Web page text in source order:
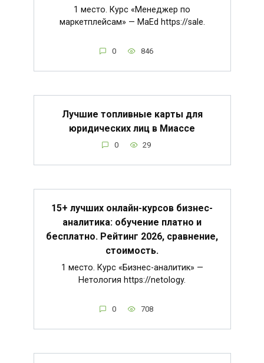
1 место. Курс «Менеджер по
маркетплейсам» — MaEd https://sale.
0 846
Лучшие топливные карты для
юридических лиц в Миассе
0 29
15+ лучших онлайн-курсов бизнес-
аналитика: обучение платно и
бесплатно. Рейтинг 2026, сравнение,
стоимость.
1 место. Курс «Бизнес-аналитик» —
Нетология https://netology.
0 708